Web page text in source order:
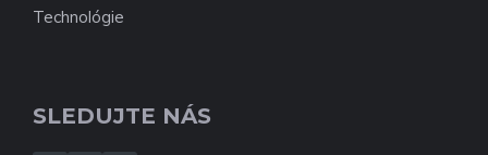
Technológie
SLEDUJTE NÁS